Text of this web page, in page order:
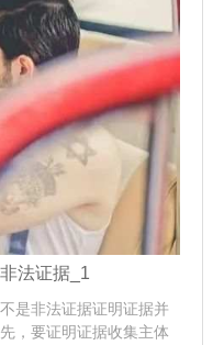
法证据_1
是非法证据证明证据并
，要证明证据收集主体